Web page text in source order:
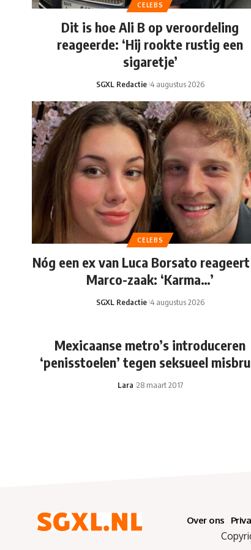
CELEBS
Dit is hoe Ali B op veroordeling
reageerde: ‘Hij rookte rustig een
sigaretje’
SGXL Redactie 4 augustus 2026
CELEBS
Nóg een ex van Luca Borsato
Marco-zaak: ‘Karma…’
SGXL Redactie 4 augustus 2026
Mexicaanse metro’s introduceren
‘penisstoelen’ tegen seksueel
Lara 28 maart 2017
Over ons
Copyright @